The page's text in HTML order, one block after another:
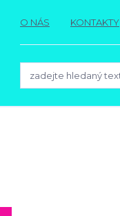
O NÁS KONTAKTY